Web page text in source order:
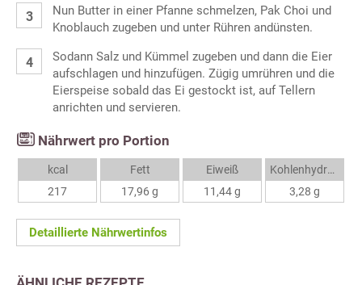
Nun Butter in einer Pfanne schmelzen, Pak Choi und
Knoblauch zugeben und unter Rühren andünsten.
Sodann Salz und Kümmel zugeben und dann die Eier
aufschlagen und hinzufügen. Zügig umrühren und die
Eierspeise sobald das Ei gestockt ist, auf Tellern
anrichten und servieren.
Nährwert pro Portion
kcal
217
Fett
17,96 g
Eiweiß
11,44 g
Kohlenhydrate
3,28 g
Detaillierte Nährwertinfos